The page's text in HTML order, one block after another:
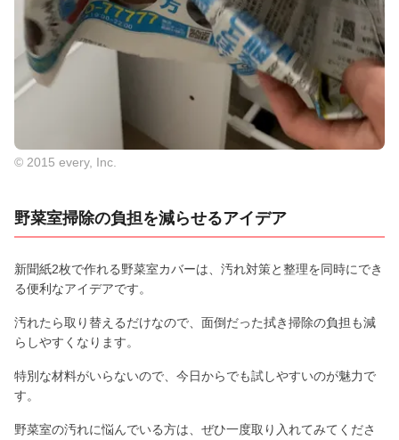
© 2015 every, Inc.
野菜室掃除の負担を減らせるアイデア
新聞紙2枚で作れる野菜室カバーは、汚れ対策と整理を同時にでき
る便利なアイデアです。
汚れたら取り替えるだけなので、面倒だった拭き掃除の負担も減
らしやすくなります。
特別な材料がいらないので、今日からでも試しやすいのが魅力で
す。
野菜室の汚れに悩んでいる方は、ぜひ一度取り入れてみてくださ